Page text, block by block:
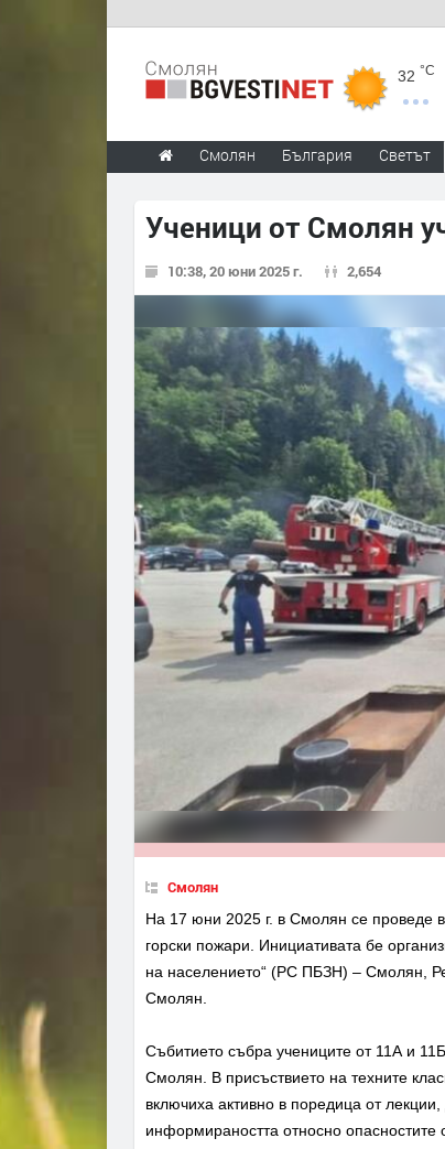
32 °C
Смолян България Светът
Ученици от Смолян
10:38, 20 юни 2025 г. 2,654
Смолян
На 17 юни 2025 г. в Смолян се проведе
горски пожари. Инициативата бе
на населението“ (РС ПБЗН) – Смолян,
Смолян.
Събитието събра учениците от 11А и
Смолян. В присъствието на техните
включиха активно в поредица от
информираността относно опасностите